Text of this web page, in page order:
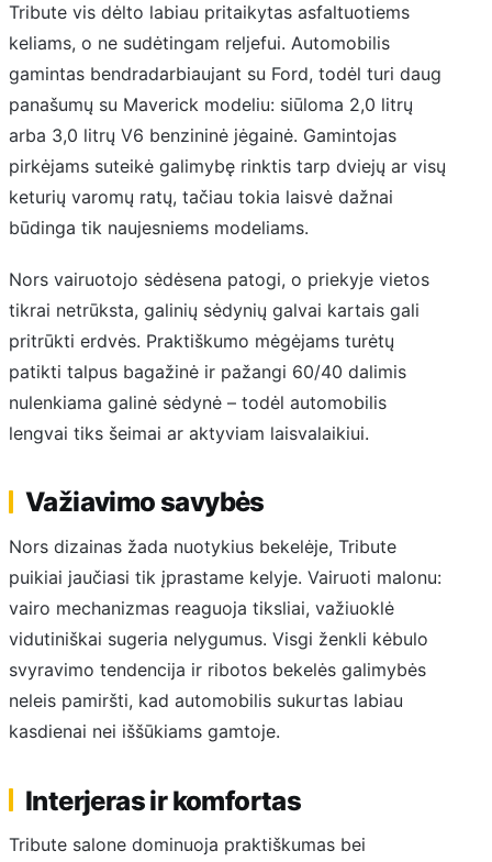
Tribute vis dėlto labiau pritaikytas asfaltuotiems
keliams, o ne sudėtingam reljefui. Automobilis
gamintas bendradarbiaujant su Ford, todėl turi daug
panašumų su Maverick modeliu: siūloma 2,0 litrų
arba 3,0 litrų V6 benzininė jėgainė. Gamintojas
pirkėjams suteikė galimybę rinktis tarp dviejų ar visų
keturių varomų ratų, tačiau tokia laisvė dažnai
būdinga tik naujesniems modeliams.
Nors vairuotojo sėdėsena patogi, o priekyje vietos
tikrai netrūksta, galinių sėdynių galvai kartais gali
pritrūkti erdvės. Praktiškumo mėgėjams turėtų
patikti talpus bagažinė ir pažangi 60/40 dalimis
nulenkiama galinė sėdynė – todėl automobilis
lengvai tiks šeimai ar aktyviam laisvalaikiui.
Važiavimo savybės
Nors dizainas žada nuotykius bekelėje, Tribute
puikiai jaučiasi tik įprastame kelyje. Vairuoti malonu:
vairo mechanizmas reaguoja tiksliai, važiuoklė
vidutiniškai sugeria nelygumus. Visgi ženkli kėbulo
svyravimo tendencija ir ribotos bekelės galimybės
neleis pamiršti, kad automobilis sukurtas labiau
kasdienai nei iššūkiams gamtoje.
Interjeras ir komfortas
Tribute salone dominuoja praktiškumas bei